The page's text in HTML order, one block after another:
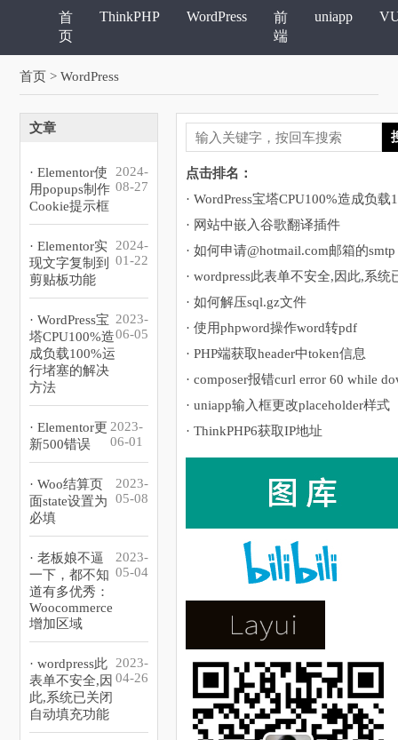
首
页
ThinkPHP WordPress
前
端
uniapp
首页 > WordPress
文章
· Elementor使
用popups制作
Cookie提示框
2024-
08-27
· Elementor实
现文字复制到
剪贴板功能
2024-
01-22
· WordPress宝
塔CPU100%造
成负载100%运
行堵塞的解决
方法
2023-
06-05
· Elementor更
新500错误
2023-
06-01
· Woo结算页
面state设置为
必填
2023-
05-08
· 老板娘不逼
一下，都不知
道有多优秀：
Woocommerce
增加区域
2023-
05-04
· wordpress此
表单不安全,因
此,系统已关闭
自动填充功能
2023-
04-26
点击排名：
· 网站中嵌入谷歌翻译插件
· 如何申请@hotmail.com邮箱的smtp
· 如何解压sql.gz文件
· 使用phpword操作word转pdf
· PHP端获取header中token信息
· uniapp输入框更改placeholder样式
· ThinkPHP6获取IP地址